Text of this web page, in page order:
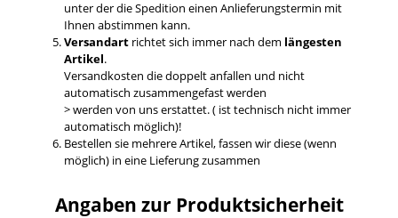
unter der die Spedition einen Anlieferungstermin mit
Ihnen abstimmen kann.
Versandartrichtet sich immer nach dem längesten
Artikel.
Versandkosten die doppelt anfallen und nicht
automatisch zusammengefast werden
> werden von uns erstattet. ( ist technisch nicht immer
automatisch möglich)!
Bestellen sie mehrere Artikel, fassen wir diese (wenn
möglich) in eine Lieferung zusammen
Angaben zur Produktsicherheit